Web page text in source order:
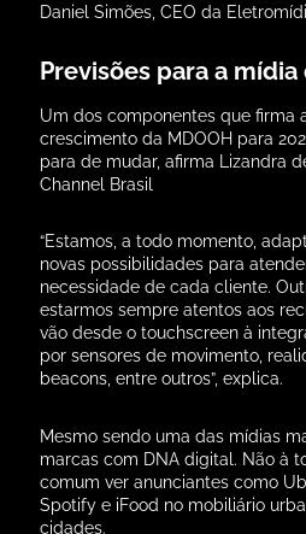
Daniel Simões, CEO da
Previsões para a
Um dos componentes que firma
crescimento da MDOOH para
para de mudar, afirma Lizandra
Channel Brasil
“Estamos, a todo momento,
novas possibilidades para
necessidade de cada cliente.
estarmos sempre atentos aos
vão desde o touchscreen à
por sensores de movimento,
beacons, entre outros”, explica.
Mesmo sendo uma das mídias
marcas com DNA digital. Não à
comum ver anunciantes como
Spotify e iFood no mobiliário
cidades.